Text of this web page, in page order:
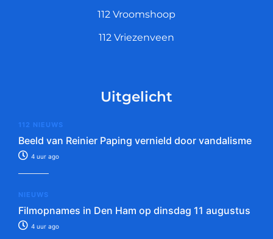
112 Vroomshoop
112 Vriezenveen
Uitgelicht
112 NIEUWS
Beeld van Reinier Paping vernield door vandalisme
4 uur ago
NIEUWS
Filmopnames in Den Ham op dinsdag 11 augustus
4 uur ago